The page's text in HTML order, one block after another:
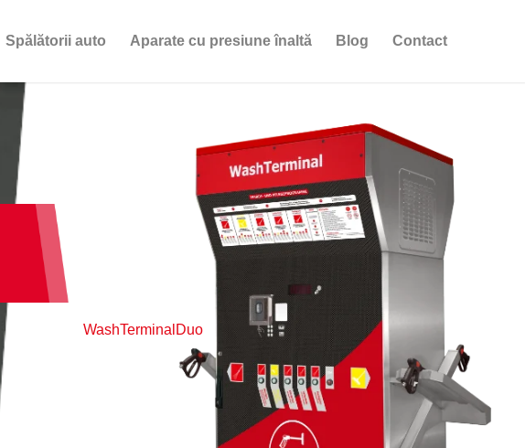
Spălătorii auto Aparate cu presiune înaltă Blog Contact
WashTerminalDuo